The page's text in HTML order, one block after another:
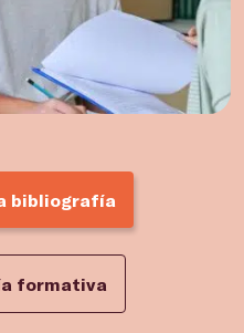
bibliografía
formativa